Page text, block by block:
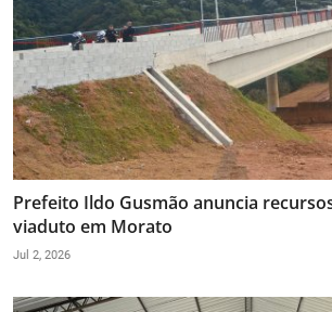
Prefeito Ildo Gusmão anuncia
viaduto em Morato
Jul 2, 2026